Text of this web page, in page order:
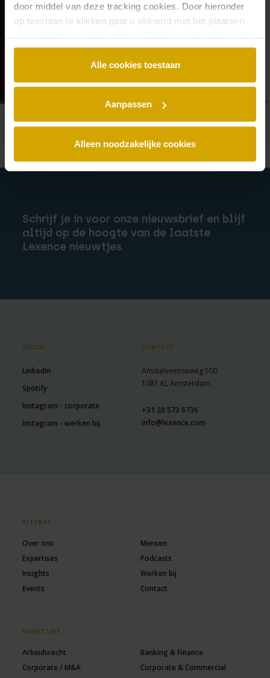
door middel van deze tracking cookies. Door hieronder
op toestaan te klikken gaat u akkoord met het plaatsen
Alle cookies toestaan
Aanpassen
Alleen noodzakelijke cookies
Schrijf je in voor onze nieuwsbrief en blijf
altijd op de hoogte van de laatste
Lexence nieuwtjes.
SOCIAL
LinkedIn
Spotify
Instagram - corporate
Instagram - werken bij
CONTACT
Amstelveenseweg 500
1081 KL Amsterdam
+31 20 573 6736
info@lexence.com
SITEMAP
Over ons
Mensen
Expertises
Podcasts
Insights
Werken bij
Events
Contact
EXPERTISES
Arbeidsrecht
Banking & Finance
Corporate / M&A
Corporate & Commercial